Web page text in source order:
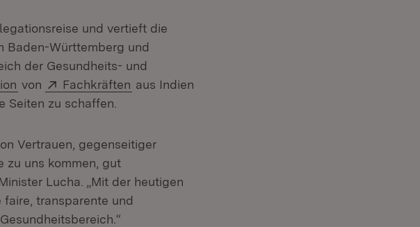
und vertieft die
Baden-Württemberg und
der Gesundheits- und
(Öffnet in neuem Fenster)
von Extern:
Fachkräften (Öffnet in neuem Fenster)
aus Indien
Seiten zu schaffen.
Vertrauen, gegenseitiger
zu uns kommen, gut
Lucha. „Mit der heutigen
transparente und